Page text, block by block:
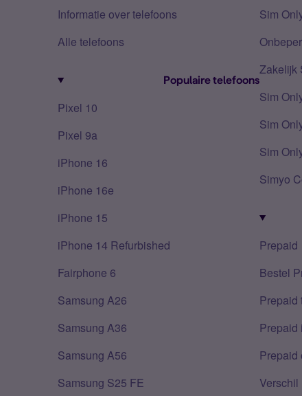
Informatie over telefoons
Alle telefoons
Populaire telefoons
Pixel 10
Pixel 9a
iPhone 16
iPhone 16e
iPhone 15
iPhone 14 Refurbished
Fairphone 6
Samsung A26
Samsung A36
Samsung A56
Samsung S25 FE
Sim
Zakelijk
Sim
Sim
Sim
Simyo
Prepaid
Bestel
Prepaid
Prepaid
Prepaid